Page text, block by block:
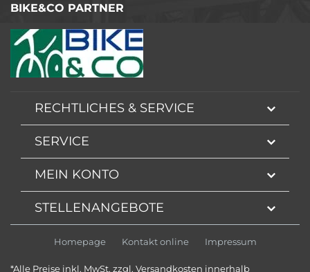
BIKE&CO PARTNER
RECHTLICHES & SERVICE
SERVICE
MEIN KONTO
STELLENANGEBOTE
Homepage Kontakt online Impressum
*Alle Preise inkl. MwSt. zzgl. Versandkosten innerhalb